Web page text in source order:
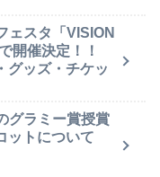
ェスタ「VISION
開催決定！！
グッズ・チケッ
グラミー賞授賞
ットについて